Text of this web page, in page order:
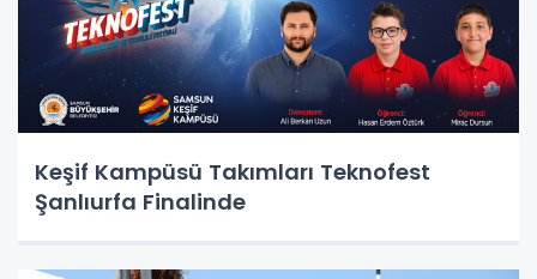
Keşif Kampüsü Takımları Teknofest
Şanlıurfa Finalinde